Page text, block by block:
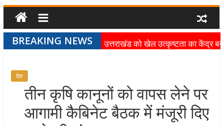
BREAKING NEWS
उत्तराखंड को खेल उत्कृष्टता का केंद्र
खेल प्रतिभाओं को हरसंभव प्रोत्साहन
विश्वस्तरीय सुविधाएँ उपलब्ध कराना
की प्राथमिकता: मुख्यमंत्री धामी
देश
तीन कृषि कानूनों को वापस लेने पर
आगामी कैबिनेट बैठक में मंजूरी दिए